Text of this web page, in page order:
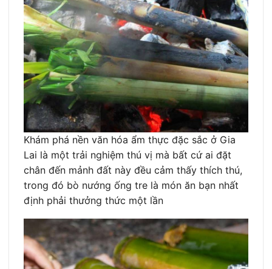
Khám phá nền văn hóa ẩm thực đặc sắc ở Gia
Lai là một trải nghiệm thú vị mà bất cứ ai đặt
chân đến mảnh đất này đều cảm thấy thích thú,
trong đó bò nướng ống tre là món ăn bạn nhất
định phải thưởng thức một lần